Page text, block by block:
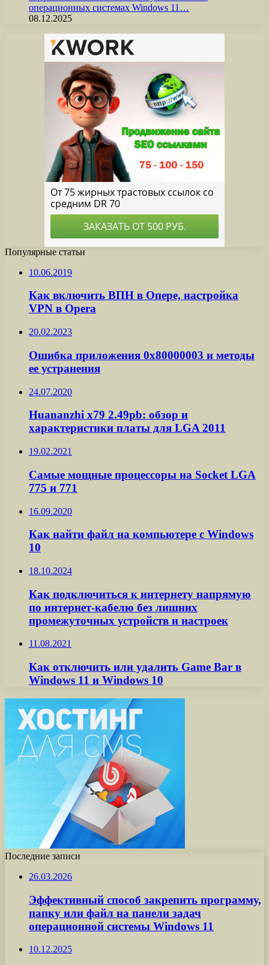
операционных системах Windows 11…
08.12.2025
Популярные статьи
10.06.2019
Как включить ВПН в Опере, настройка
VPN в Opera
20.02.2023
Ошибка приложения 0x80000003 и методы
ее устранения
24.07.2020
Huananzhi x79 2.49pb: обзор и
характеристики платы для LGA 2011
19.02.2021
Самые мощные процессоры на Socket LGA
775 и 771
16.09.2020
Как найти файл на компьютере с Windows
10
18.10.2024
Как подключиться к интернету напрямую
по интернет-кабелю без лишних
промежуточных устройств и настроек
11.08.2021
Как отключить или удалить Game Bar в
Windows 11 и Windows 10
Последние записи
26.03.2026
Эффективный способ закрепить программу,
папку или файл на панели задач
операционной системы Windows 11
10.12.2025